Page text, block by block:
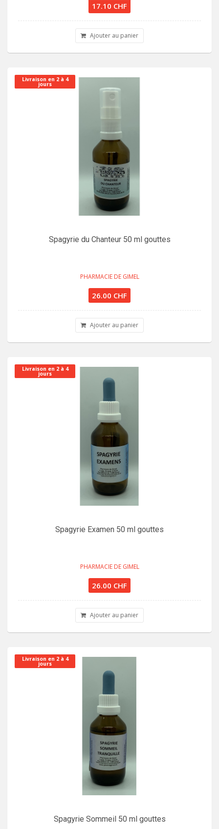
17.10 CHF
Ajouter au panier
Livraison en 2 à 4
jours
Spagyrie du Chanteur 50 ml gouttes
PHARMACIE DE GIMEL
26.00 CHF
Ajouter au panier
Livraison en 2 à 4
jours
Spagyrie Examen 50 ml gouttes
PHARMACIE DE GIMEL
26.00 CHF
Ajouter au panier
Livraison en 2 à 4
jours
Spagyrie Sommeil 50 ml gouttes